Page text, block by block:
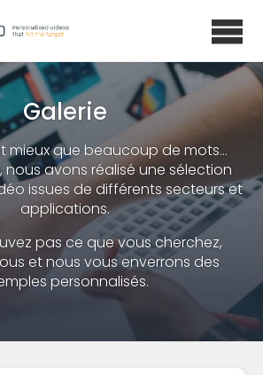
Galerie
mieux que beaucoup de mots...
nous avons réalisé une sélection
issues de différents secteurs et
applications.
pas ce que vous cherchez,
et nous vous enverrons des
personnalisés.